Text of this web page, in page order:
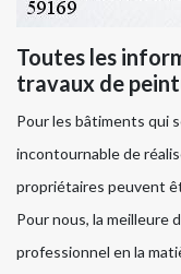
Toutes les
travaux de
Pour les bâtiments qui
incontournable de
propriétaires peuvent
Pour nous, la meilleure
professionnel en la